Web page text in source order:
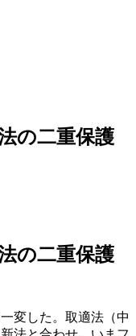
の二重保護
の二重保護
変した。取適法（中